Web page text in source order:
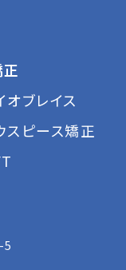
オブレイス
スピース矯正
5